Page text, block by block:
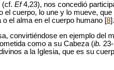
(cf. Ef4,23), nos concedió
cuerpo, lo une y lo mueve,
el alma en el cuerpo humano [8].
convirtiéndose en ejemplo del
como a su Cabeza (ib.
a la Iglesia, que es su